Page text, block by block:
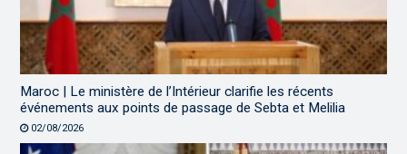
Maroc | Le ministère de l’Intérieur clarifie les récents
événements aux points de passage de Sebta et Melilia
02/08/2026